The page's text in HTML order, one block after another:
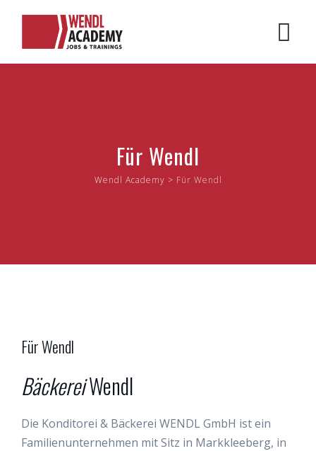
content
Für Wendl
Wendl Academy > Für Wendl
Für Wendl
BäckereiWendl
Die Konditorei & Bäckerei WENDL GmbH ist ein
Familienunternehmen mit Sitz in Markkleeberg, in